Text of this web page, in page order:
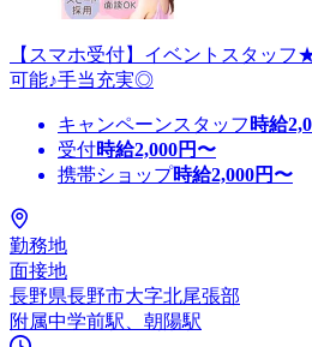
【スマホ受付】イベントスタッ
可能♪手当充実◎
キャンペーンスタッフ 時給
受付時給2,000円〜
携帯ショップ時給2,000円〜
勤務地
面接地
長野県長野市大字北尾張部
附属中学前駅、朝陽駅